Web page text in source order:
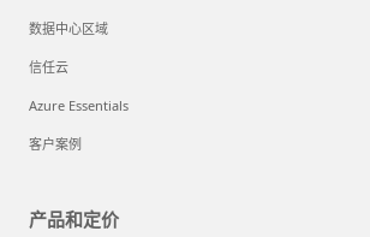
数据中心区域
信任云
Azure Essentials
客户案例
产品和定价